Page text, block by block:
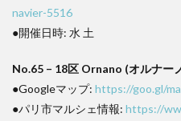
navier-5516
●開催日時: 水 土
No.65 – 18区 Ornano (オルナー
●Googleマップ: https://goo.gl/
●パリ市マルシェ情報: https://